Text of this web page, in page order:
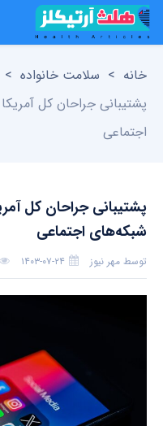
خانه > سلامت خانواده >
پشتیبانی جراحان کل
اجتماعی
پشتیبانی جراحان کل
شبکه‌های اجتماعی
توسط مهر نیوز ۱۴۰۳-۰۷-۲۴